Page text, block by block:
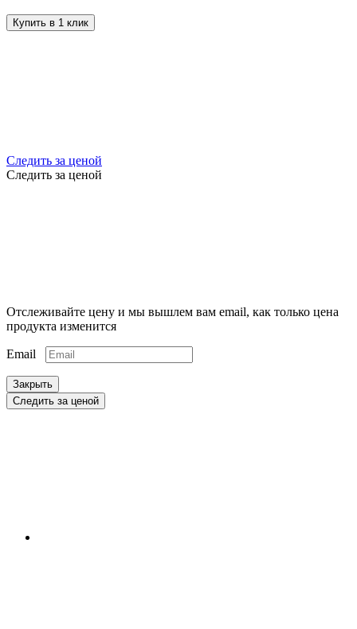
Купить в 1 клик
Следить за ценой
Следить за ценой
Отслеживайте цену и мы вышлем вам email, как только цена
продукта изменится
Email
Закрыть
Следить за ценой